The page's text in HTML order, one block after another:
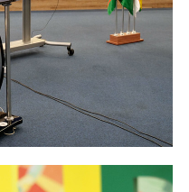
Obras
Gestão de Pessoas